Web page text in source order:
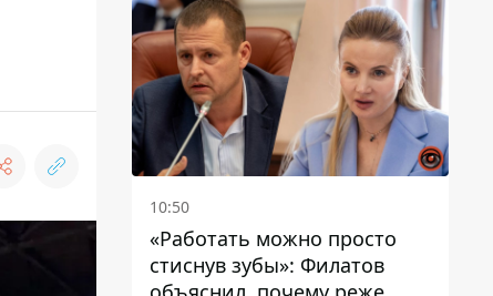
10:50
«Работать можно просто
стиснув зубы»: Филатов